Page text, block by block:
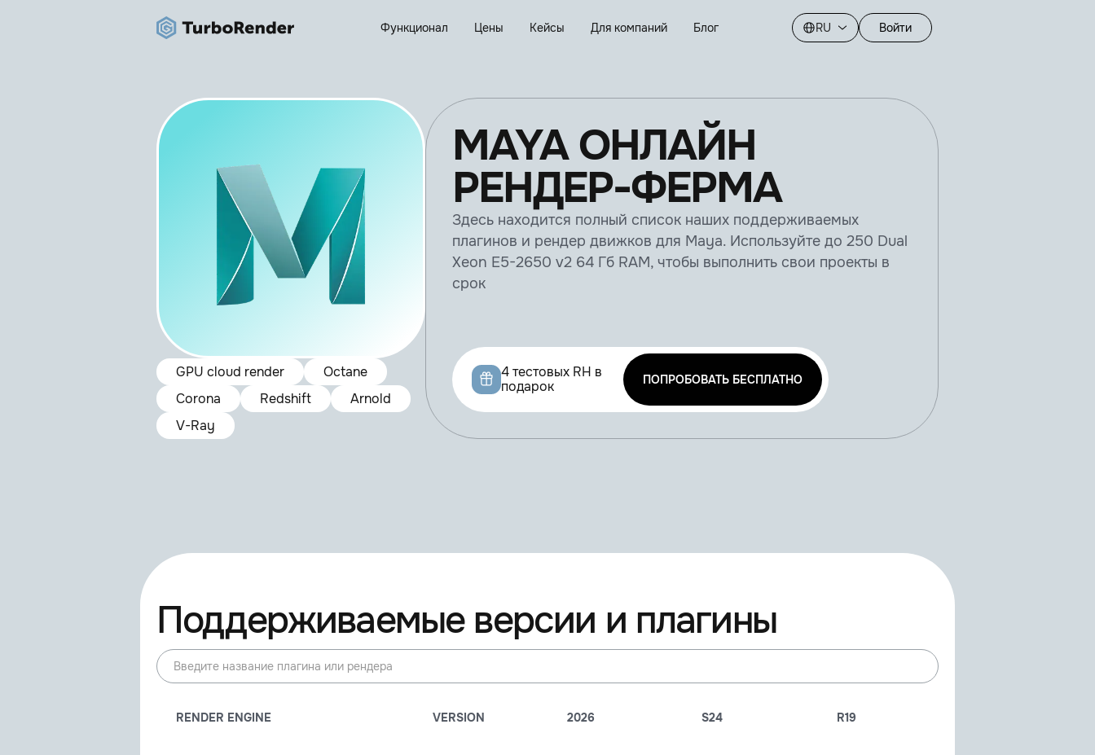
Функционал Цены Кейсы Для компаний Блог RU Войти
Octane
GPU cloud render
Arnold
Redshift
Corona
V-Ray
MAYA ОНЛАЙН
РЕНДЕР-ФЕРМА
Здесь находится полный список наших поддерживаемых
плагинов и рендер движков для Maya. Используйте до 250 Dual
Xeon E5-2650 v2 64 Гб RAM, чтобы выполнить свои проекты в
срок
4 тестовых RH в
подарок
ПОПРОБОВАТЬ БЕСПЛАТНО
Поддерживаемые версии и плагины
RENDER ENGINE VERSION 2026 S24 R19